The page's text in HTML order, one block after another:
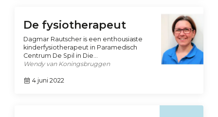
De fysiotherapeut
Dagmar Rautscher is een enthousiaste
kinderfysiotherapeut in Paramedisch
Centrum De Spil in Die…
Wendy van Koningsbruggen
4 juni 2022